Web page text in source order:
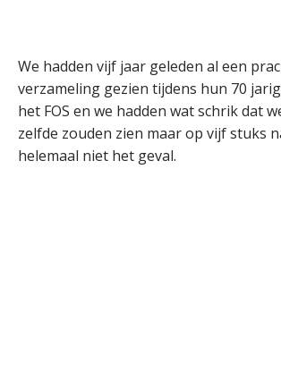
We hadden vijf jaar geleden al een
verzameling gezien tijdens hun 70
het FOS en we hadden wat schrik dat
zelfde zouden zien maar op vijf stuks
helemaal niet het geval.